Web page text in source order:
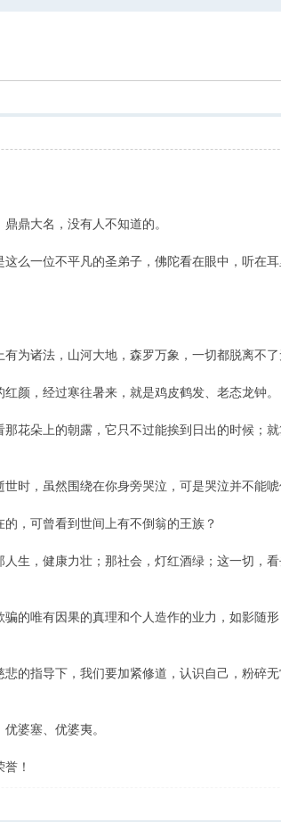
鼎大名，没有人不知道的。
一位不平凡的圣弟子，佛陀看在眼中，听在
诸法，山河大地，森罗万象，一切都脱离不了
，经过寒往暑来，就是鸡皮鹤发、老态龙钟。
朵上的朝露，它只不过能挨到日出的时候；
，虽然围绕在你身旁哭泣，可是哭泣并不能唬
，可曾看到世间上有不倒翁的王族？
，健康力壮；那社会，灯红酒绿；这一切，
唯有因果的真理和个人造作的业力，如影随
指导下，我们要加紧修道，认识自己，粉碎
婆塞、优婆夷。
！